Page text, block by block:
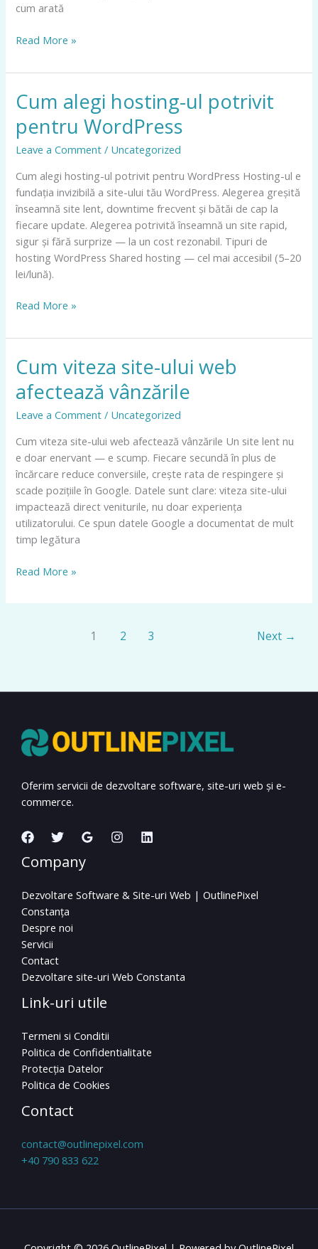
cum arată
Read More »
Cum alegi hosting-ul potrivit
pentru WordPress
Leave a Comment / Uncategorized
Cum alegi hosting-ul potrivit pentru WordPress Hosting-ul e
fundația invizibilă a site-ului tău WordPress. Alegerea greșită
înseamnă site lent, downtime frecvent și bătăi de cap la
fiecare update. Alegerea potrivită înseamnă un site rapid,
sigur și fără surprize — la un cost rezonabil. Tipuri de
hosting WordPress Shared hosting — cel mai accesibil (5–20
lei/lună).
Cum
alegi
hosting-
ul
pentru
WordPress
Read More »
Cum viteza site-ului web
afectează vânzările
Leave a Comment / Uncategorized
Cum viteza site-ului web afectează vânzările Un site lent nu
e doar enervant — e scump. Fiecare secundă în plus de
încărcare reduce conversiile, crește rata de respingere și
scade pozițiile în Google. Datele sunt clare: viteza site-ului
impactează direct veniturile, nu doar experiența
utilizatorului. Ce spun datele Google a documentat de mult
timp legătura
Cum
viteza
site-
ului
afectează
vânzările
Read More »
1 2 3 Next →
Oferim servicii de dezvoltare software, site-uri web și e-
commerce.
Company
Dezvoltare Software & Site-uri Web | OutlinePixel
Constanța
Despre noi
Servicii
Contact
Dezvoltare site-uri Web Constanta
Link-uri utile
Termeni si Conditii
Politica de Confidentialitate
Protecția Datelor
Politica de Cookies
Contact
contact@outlinepixel.com
+40 790 833 622